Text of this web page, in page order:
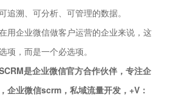
追溯、可分析、可管理的数据。
企业微信做客户运营的企业来说，这
项，而是一个必选项。
是企业微信官方合作伙伴，专注企
企业微信scrm，私域流量开发，+V：